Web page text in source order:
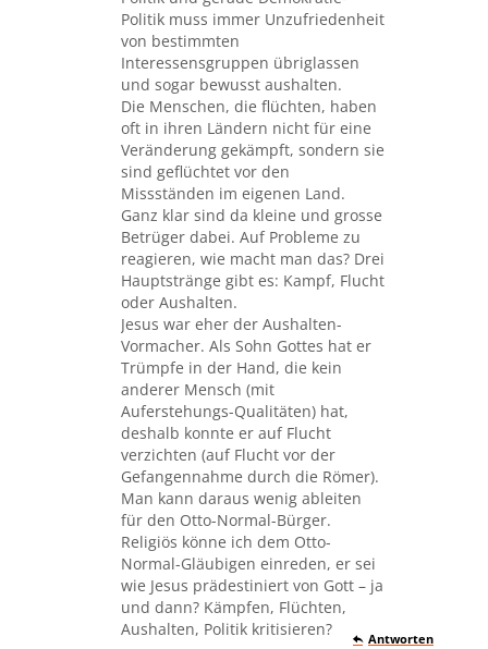
Politik muss immer Unzufriedenheit
von bestimmten
Interessensgruppen übriglassen
und sogar bewusst aushalten.
Die Menschen, die flüchten, haben
oft in ihren Ländern nicht für eine
Veränderung gekämpft, sondern sie
sind geflüchtet vor den
Missständen im eigenen Land.
Ganz klar sind da kleine und grosse
Betrüger dabei. Auf Probleme zu
reagieren, wie macht man das? Drei
Hauptstränge gibt es: Kampf, Flucht
oder Aushalten.
Jesus war eher der Aushalten-
Vormacher. Als Sohn Gottes hat er
Trümpfe in der Hand, die kein
anderer Mensch (mit
Auferstehungs-Qualitäten) hat,
deshalb konnte er auf Flucht
verzichten (auf Flucht vor der
Gefangennahme durch die Römer).
Man kann daraus wenig ableiten
für den Otto-Normal-Bürger.
Religiös könne ich dem Otto-
Normal-Gläubigen einreden, er sei
wie Jesus prädestiniert von Gott – ja
und dann? Kämpfen, Flüchten,
Aushalten, Politik kritisieren?
Antworten